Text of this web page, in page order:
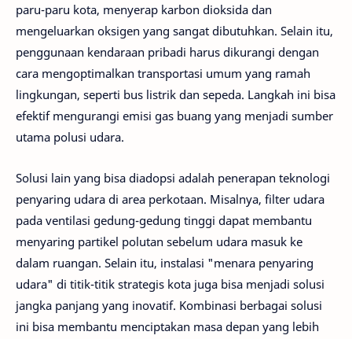
paru-paru kota, menyerap karbon dioksida dan
mengeluarkan oksigen yang sangat dibutuhkan. Selain itu,
penggunaan kendaraan pribadi harus dikurangi dengan
cara mengoptimalkan transportasi umum yang ramah
lingkungan, seperti bus listrik dan sepeda. Langkah ini bisa
efektif mengurangi emisi gas buang yang menjadi sumber
utama polusi udara.
Solusi lain yang bisa diadopsi adalah penerapan teknologi
penyaring udara di area perkotaan. Misalnya, filter udara
pada ventilasi gedung-gedung tinggi dapat membantu
menyaring partikel polutan sebelum udara masuk ke
dalam ruangan. Selain itu, instalasi "menara penyaring
udara" di titik-titik strategis kota juga bisa menjadi solusi
jangka panjang yang inovatif. Kombinasi berbagai solusi
ini bisa membantu menciptakan masa depan yang lebih